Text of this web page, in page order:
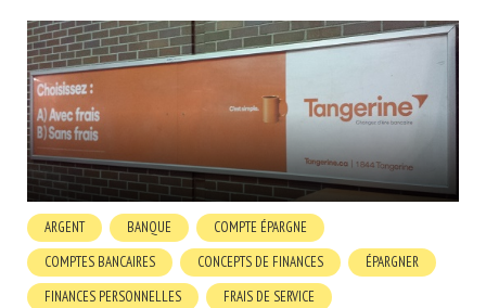
ARGENT BANQUE
COMPTE ÉPARGNE
COMPTES BANCAIRES
CONCEPTS DE FINANCES
ÉPARGNER
FINANCES PERSONNELLES
FRAIS DE SERVICE